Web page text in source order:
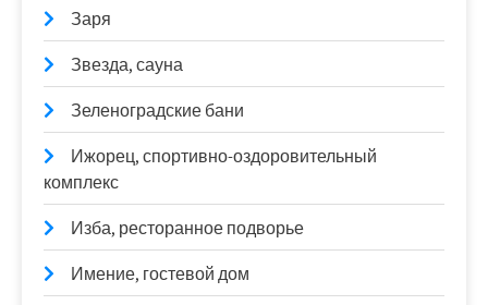
Заря
Звезда, сауна
Зеленоградские бани
Ижорец, спортивно-оздоровительный
комплекс
Изба, ресторанное подворье
Имение, гостевой дом